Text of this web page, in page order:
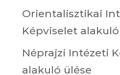
Orientalisztikai
Képviselet
Néprajzi Intézeti
alakuló ülése